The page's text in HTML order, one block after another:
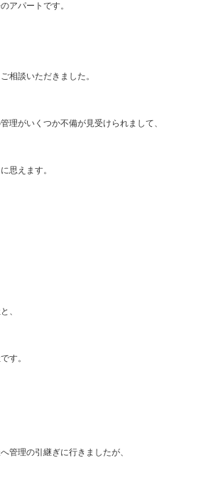
アパートです。
相談いただきました。
理がいくつか不備が見受けられまして、
思えます。
、
す。
管理の引継ぎに行きましたが、